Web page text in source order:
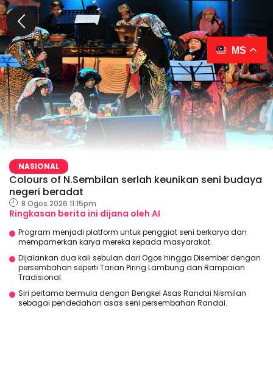
NASIONAL
Colours of N.Sembilan serlah keunikan seni budaya
negeri beradat
8 Ogos 2026 11:15pm
Ringkasan berita ini dijana oleh AI
Program menjadi platform untuk penggiat seni berkarya dan
mempamerkan karya mereka kepada masyarakat.
Dijalankan dua kali sebulan dari Ogos hingga Disember dengan
persembahan seperti Tarian Piring Lambung dan Rampaian
Tradisional.
Siri pertama bermula dengan Bengkel Asas Randai Nismilan
sebagai pendedahan asas seni persembahan Randai.
MS